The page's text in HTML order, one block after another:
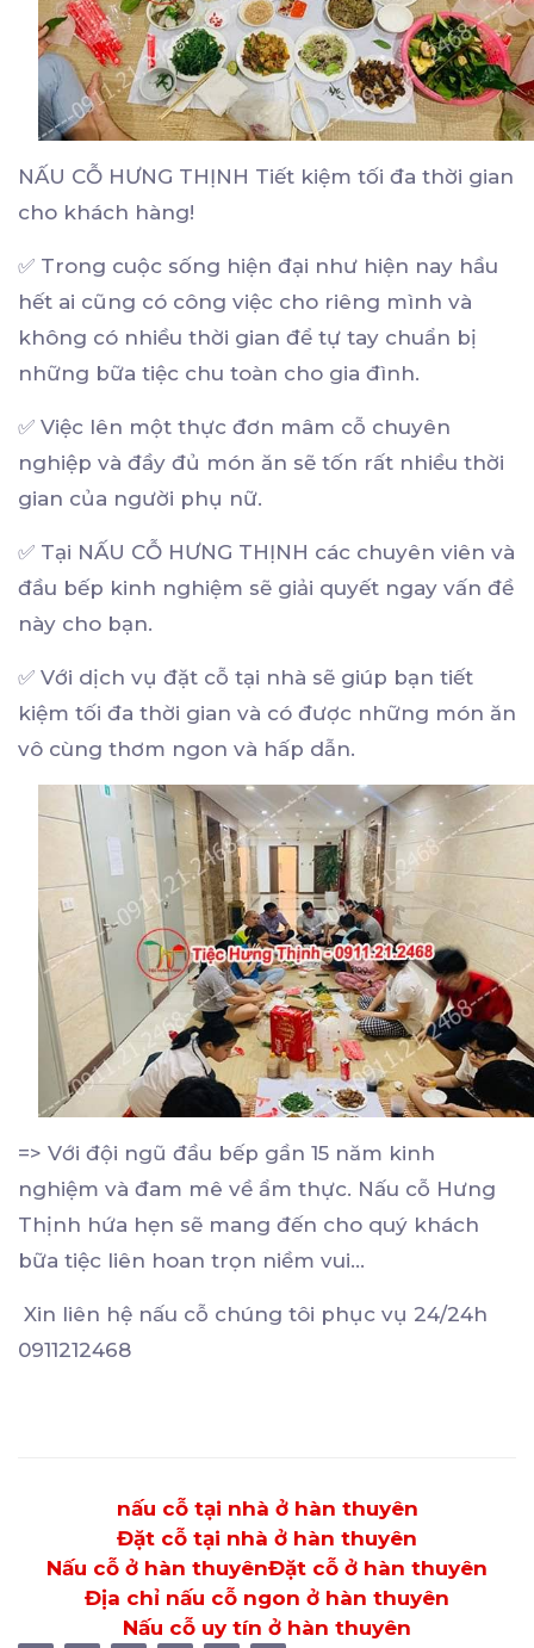
NẤU CỖ HƯNG THỊNH Tiết kiệm tối đa thời gian
cho khách hàng!
✅ Trong cuộc sống hiện đại như hiện nay hầu
hết ai cũng có công việc cho riêng mình và
không có nhiều thời gian để tự tay chuẩn bị
những bữa tiệc chu toàn cho gia đình.
✅ Việc lên một thực đơn mâm cỗ chuyên
nghiệp và đầy đủ món ăn sẽ tốn rất nhiều thời
gian của người phụ nữ.
✅ Tại NẤU CỖ HƯNG THỊNH các chuyên viên và
đầu bếp kinh nghiệm sẽ giải quyết ngay vấn đề
này cho bạn.
✅ Với dịch vụ đặt cỗ tại nhà sẽ giúp bạn tiết
kiệm tối đa thời gian và có được những món ăn
vô cùng thơm ngon và hấp dẫn.
=> Với đội ngũ đầu bếp gần 15 năm kinh
nghiệm và đam mê về ẩm thực. Nấu cỗ Hưng
Thịnh hứa hẹn sẽ mang đến cho quý khách
bữa tiệc liên hoan trọn niềm vui…
Xin liên hệ nấu cỗ chúng tôi phục vụ 24/24h
0911212468
nấu cỗ tại nhà ở hàn thuyên
Đặt cỗ tại nhà ở hàn thuyên
Nấu cỗ ở hàn thuyênĐặt cỗ ở hàn thuyên
Địa chỉ nấu cỗ ngon ở hàn thuyên
Nấu cỗ uy tín ở hàn thuyên